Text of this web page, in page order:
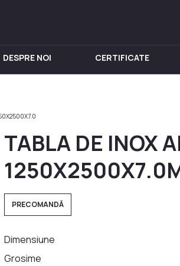
DESPRE NOI CERTIFICATE
Aparat de
TABLA DE INOX
PRECOMANDĂ
Dimensiune
Grosime